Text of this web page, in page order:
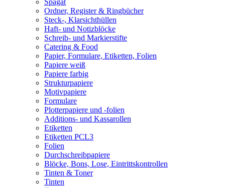
Spagat
Ordner, Register & Ringbücher
Steck-, Klarsichthüllen
Haft- und Notizblöcke
Schreib- und Markierstifte
Catering & Food
Papier, Formulare, Etiketten, Folien
Papiere weiß
Papiere farbig
Strukturpapiere
Motivpapiere
Formulare
Plotterpapiere und -folien
Additions- und Kassarollen
Etiketten
Etiketten PCL3
Folien
Durchschreibpapiere
Blöcke, Bons, Lose, Eintrittskontrollen
Tinten & Toner
Tinten